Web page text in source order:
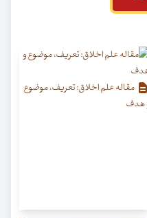
مقاله علم اخلاق: تعریف، موضوع
هدف